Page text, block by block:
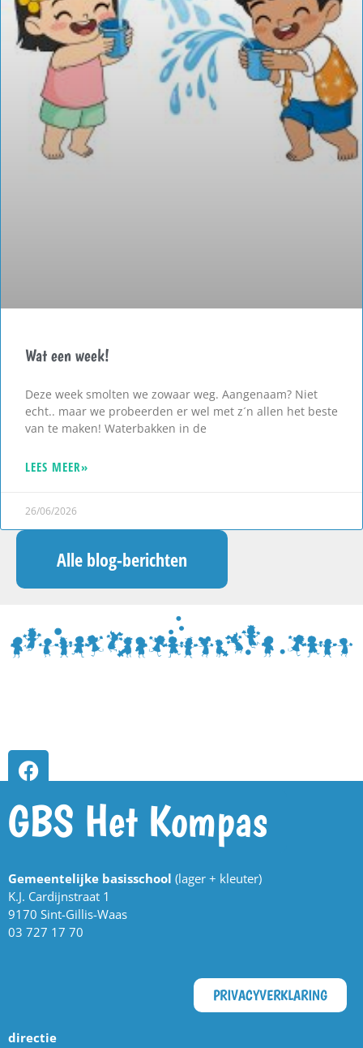
Wat een week!
Deze week smolten we zowaar weg. Aangenaam? Niet
echt.. maar we probeerden er wel met z´n allen het beste
van te maken! Waterbakken in de
LEES MEER»
26/06/2026
Alle blog-berichten
GBS Het Kompas
Gemeentelijke basisschool (lager + kleuter)
K.J. Cardijnstraat 1
9170 Sint-Gillis-Waas
03 727 17 70
PRIVACYVERKLARING
directie